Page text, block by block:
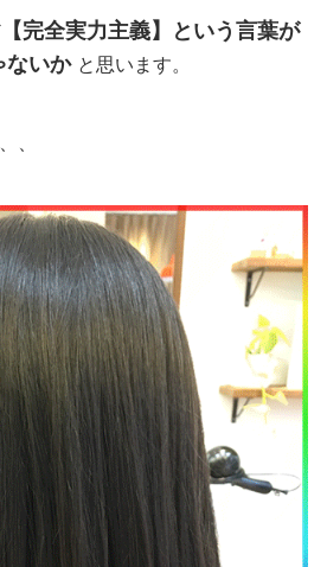
【完全実力主義】という言葉が
ないかと思います。
、